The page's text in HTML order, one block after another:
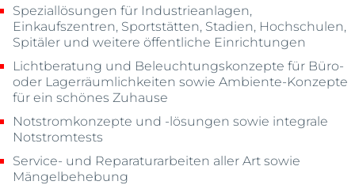
Speziallösungen für Industrieanlagen,
Einkaufszentren, Sportstätten, Stadien, Hochschulen,
Spitäler und weitere öffentliche Einrichtungen
Lichtberatung und Beleuchtungskonzepte für Büro-
oder Lagerräumlichkeiten sowie Ambiente-Konzepte
für ein schönes Zuhause
Notstromkonzepte und -lösungen sowie integrale
Notstromtests
Service- und Reparaturarbeiten aller Art sowie
Mängelbehebung